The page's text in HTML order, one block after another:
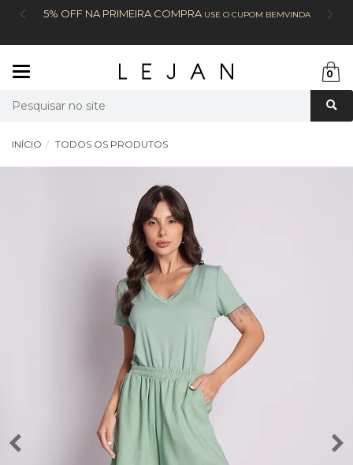
5% OFF NA PRIMEIRA COMPRA USE O CUPOM BEMVINDA
0
INÍCIO TODOS OS PRODUTOS